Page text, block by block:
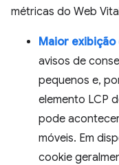
métricas do Web
Maior exibição
avisos de
pequenos e,
elemento LCP
pode
móveis. Em
cookie